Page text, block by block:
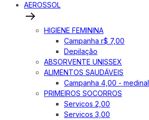
AEROSSOL
HIGIENE FEMININA
Campanha r$ 7,00
Depilação
ABSORVENTE UNISSEX
ALIMENTOS SAUDÁVEIS
Campanha 4,00 - medinal
PRIMEIROS SOCORROS
Servicos 2,00
Servicos 3,00